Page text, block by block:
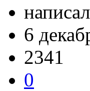
6
2341
0